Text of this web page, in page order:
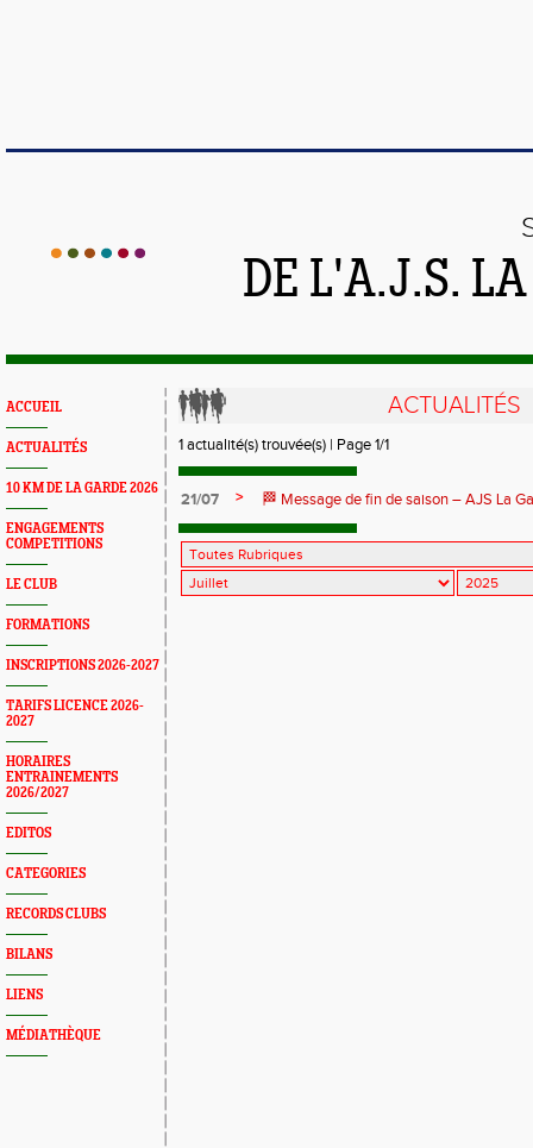
DE L'A.J.S.
ACCUEIL
ACTUALITÉS
10 KM DE LA GARDE 2026
ENGAGEMENTS
COMPETITIONS
LE CLUB
FORMATIONS
INSCRIPTIONS 2026-2027
TARIFS LICENCE 2026-
2027
HORAIRES
ENTRAINEMENTS
2026/2027
EDITOS
CATEGORIES
RECORDS CLUBS
BILANS
LIENS
MÉDIATHÈQUE
ACTUALITÉS
1 actualité(s) trouvée(s) | Page 1/1
21/07 > 🏁 Message de fin de saison – AJS La